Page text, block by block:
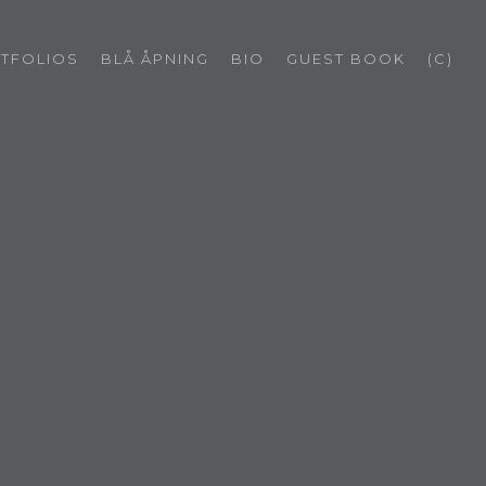
BLÅ ÅPNING BIO GUEST BOOK (C)